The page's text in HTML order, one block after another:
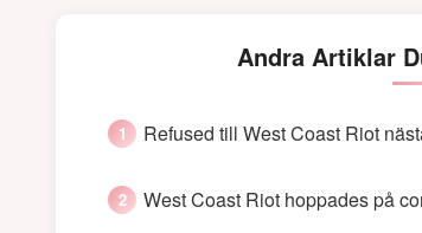
Andra Artiklar
Refused till West Coast Riot
West Coast Riot hoppades på